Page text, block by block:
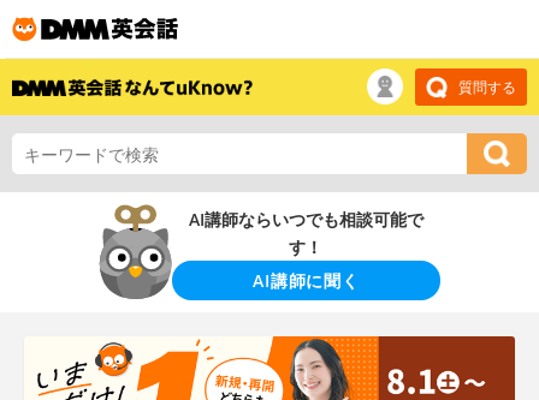
質問する
AI講師ならいつでも相談可能で
す！
AI講師に聞く